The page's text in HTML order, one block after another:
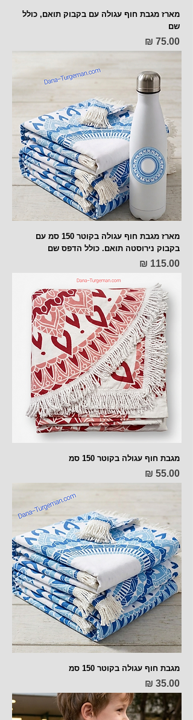
מארז מגבת חוף עגולה עם בקבוק תואם, כולל
שם
מחיר
מארז מגבת חוף עגולה בקוטר 150 סמ עם
בקבוק נירוסטה תואם. כולל הדפס שם
מחיר
מגבת חוף עגולה בקוטר 150 סמ
מחיר
מגבת חוף עגולה בקוטר 150 סמ
מחיר